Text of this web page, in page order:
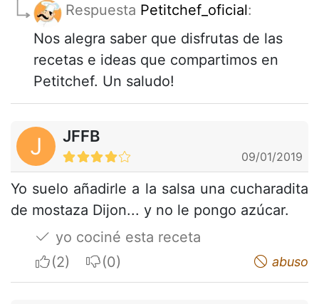
Respuesta Petitchef_oficial:
Nos alegra saber que disfrutas de las
recetas e ideas que compartimos en
Petitchef. Un saludo!
J JFFB
09/01/2019
Yo suelo añadirle a la salsa una cucharadita
de mostaza Dijon... y no le pongo azúcar.
yo cociné esta receta
I apreciateI do not appreciate abuso